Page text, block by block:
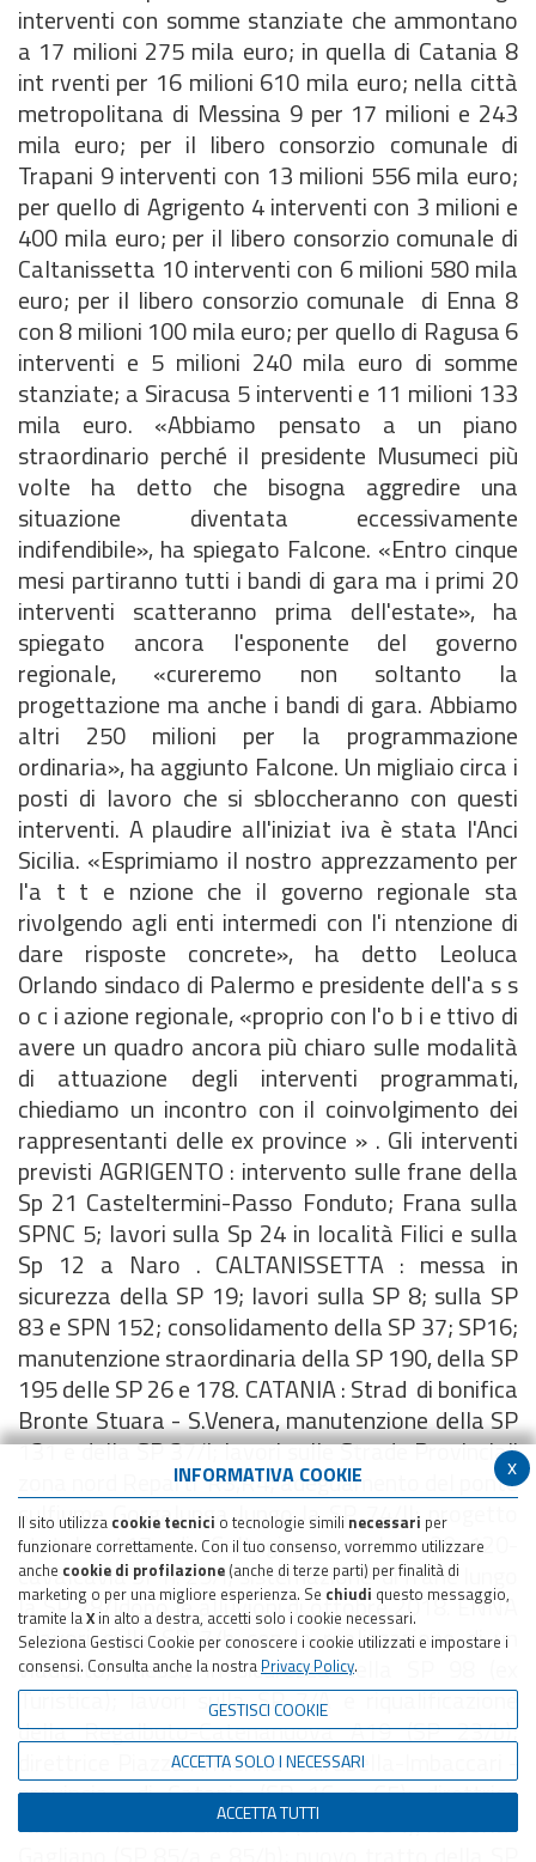
x
INFORMATIVA COOKIE
Il sito utilizza cookie tecnici o tecnologie simili necessari per
funzionare correttamente. Con il tuo consenso, vorremmo utilizzare
anche cookie di profilazione (anche di terze parti) per finalità di
marketing o per una migliore esperienza. Se chiudi questo messaggio,
tramite laX in alto a destra, accetti solo i cookie necessari.
Seleziona Gestisci Cookie per conoscere i cookie utilizzati e impostare i
consensi. Consulta anche la nostra Privacy Policy.
GESTISCI COOKIE
ACCETTA SOLO I NECESSARI
ACCETTA TUTTI
interventi con somme stanziate che ammontano
a 17 milioni 275 mila euro; in quella di Catania 8
int rventi per 16 milioni 610 mila euro; nella città
metropolitana di Messina 9 per 17 milioni e 243
mila euro; per il libero consorzio comunale di
Trapani 9 interventi con 13 milioni 556 mila euro;
per quello di Agrigento 4 interventi con 3 milioni e
400 mila euro; per il libero consorzio comunale di
Caltanissetta 10 interventi con 6 milioni 580 mila
euro; per il libero consorzio comunale di Enna 8
con 8 milioni 100 mila euro; per quello di Ragusa 6
interventi e 5 milioni 240 mila euro di somme
stanziate; a Siracusa 5 interventi e 11 milioni 133
mila euro. «Abbiamo pensato a un piano
straordinario perché il presidente Musumeci più
volte ha detto che bisogna aggredire una
situazione diventata eccessivamente
indifendibile», ha spiegato Falcone. «Entro cinque
mesi partiranno tutti i bandi di gara ma i primi 20
interventi scatteranno prima dell'estate», ha
spiegato ancora l'esponente del governo
regionale, «cureremo non soltanto la
progettazione ma anche i bandi di gara. Abbiamo
altri 250 milioni per la programmazione
ordinaria», ha aggiunto Falcone. Un migliaio circa i
posti di lavoro che si sbloccheranno con questi
interventi. A plaudire all'iniziat iva è stata l'Anci
Sicilia. «Esprimiamo il nostro apprezzamento per
l'a t t e nzione che il governo regionale sta
rivolgendo agli enti intermedi con l'i ntenzione di
dare risposte concrete», ha detto Leoluca
Orlando sindaco di Palermo e presidente dell'a s s
o c i azione regionale, «proprio con l'o b i e ttivo di
avere un quadro ancora più chiaro sulle modalità
di attuazione degli interventi programmati,
chiediamo un incontro con il coinvolgimento dei
rappresentanti delle ex province » . Gli interventi
previsti AGRIGENTO : intervento sulle frane della
Sp 21 Casteltermini-Passo Fonduto; Frana sulla
SPNC 5; lavori sulla Sp 24 in località Filici e sulla
Sp 12 a Naro . CALTANISSETTA : messa in
sicurezza della SP 19; lavori sulla SP 8; sulla SP
83 e SPN 152; consolidamento della SP 37; SP16;
manutenzione straordinaria della SP 190, della SP
195 delle SP 26 e 178. CATANIA : Strad di bonifica
Bronte Stuara - S.Venera, manutenzione della SP
131 e della SP 37/I; lavori sulle Strade Provinciali
zona nord Reparti R3,R4; adeguamento del ponte
sulfiume Gorgalunga lungo la SP 74/II; progetto
statale 417 di Caltagirone - km 39+120-
cavalcavia SP n. 25/I; sistemazione di frane lungo
la SP 28/Idopo le alluvioni di ottobre 2018. ENNA
: lavori sulla SP 7/b con la realizzazione di un
viadotto; messa in sicurezza della SP 98 (ex
Turistica); lavori sulla SP 7/A e riqualificazione
della Regalbuto-Catenanuova A19 (SP 23/b);
direttrice Piazza Armerina- Mirabella-Imbaccari -
provincia di Catania (SP 16 e 65); direttrice
Nicosia- Atesina-Enna A19 (SP 19 e 94); Nissoria-